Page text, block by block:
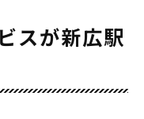
スが新広駅